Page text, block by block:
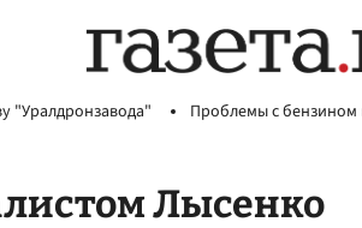
"Уралдронзавода" Проблемы с бензином
Лысенко